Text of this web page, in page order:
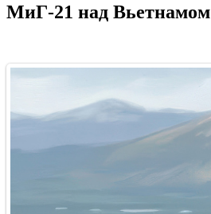
МиГ-21 над Вьетнамом